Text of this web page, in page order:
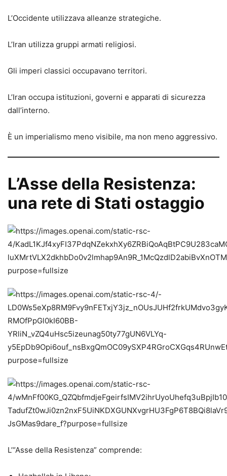
L’Occidente utilizzava alleanze strategiche.
L’Iran utilizza gruppi armati religiosi.
Gli imperi classici occupavano territori.
L’Iran occupa istituzioni, governi e apparati di sicurezza
dall’interno.
È un imperialismo meno visibile, ma non meno aggressivo.
L’Asse della Resistenza:
una rete di Stati ostaggio
L’“Asse della Resistenza” comprende: